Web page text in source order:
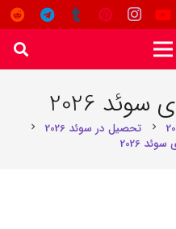
2026
chevron_right تحصیل در سوئد 2026 chevron_right
2026